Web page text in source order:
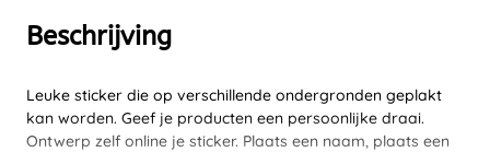
Beschrijving
Leuke sticker die op verschillende ondergronden geplakt
kan worden. Geef je producten een persoonlijke draai.
Ontwerp zelf online je sticker. Plaats een naam, plaats een